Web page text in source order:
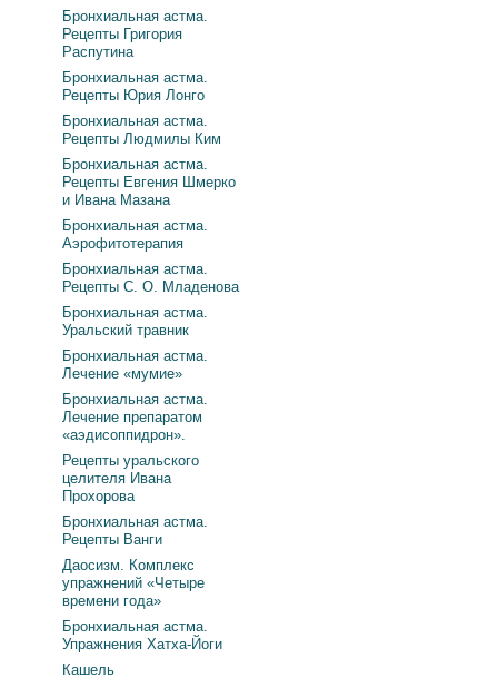
Бронхиальная астма.
Рецепты Григория
Распутина
Бронхиальная астма.
Рецепты Юрия Лонго
Бронхиальная астма.
Рецепты Людмилы Ким
Бронхиальная астма.
Рецепты Евгения Шмерко
и Ивана Мазана
Бронхиальная астма.
Аэрофитотерапия
Бронхиальная астма.
Рецепты С. О. Младенова
Бронхиальная астма.
Уральский травник
Бронхиальная астма.
Лечение «мумие»
Бронхиальная астма.
Лечение препаратом
«аэдисоппидрон».
Рецепты уральского
целителя Ивана
Прохорова
Бронхиальная астма.
Рецепты Ванги
Даосизм. Комплекс
упражнений «Четыре
времени года»
Бронхиальная астма.
Упражнения Хатха-Йоги
Кашель